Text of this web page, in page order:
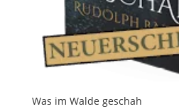
Was im Walde geschah